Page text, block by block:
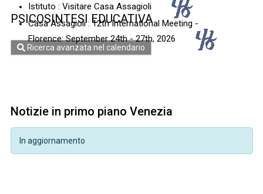
Istituto : Visitare Casa Assagioli
Casa Assagioli : 12th International Meeting -
Florence: September 24th - 27th, 2026
PSICOSINTESI EDUCATIVA
Ricerca avanzata nel calendario
Notizie in primo piano Venezia
In aggiornamento